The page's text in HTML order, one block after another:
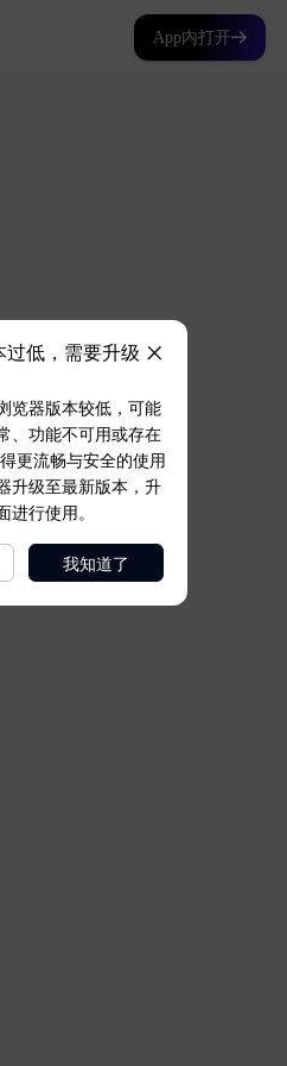
App内打开
过低，需要升级
览器版本较低，可能
、功能不可用或存在
更流畅与安全的使用
升级至最新版本，升
进行使用。
我知道了